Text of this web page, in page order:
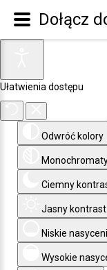
Ułatwienia dostępu
Odwróć kolory
Ciemny
Jasny kontrast
Niskie
Wysokie
Dołącz